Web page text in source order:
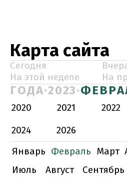
Карта сайта
Сегодня
На этой неделе
На
ГОДА 2023
2020 2021 2022
2024
2026
Январь Февраль Март
Июль
Август Сентябрь